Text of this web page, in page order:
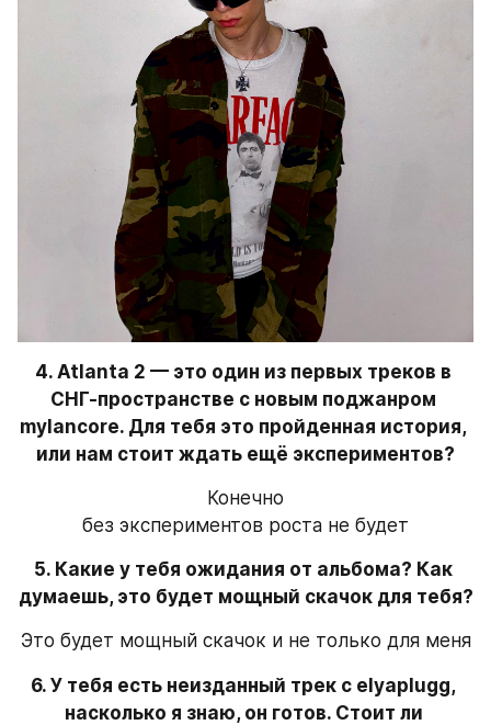
4. Atlanta 2 — это один из первых треков в
СНГ-пространстве с новым поджанром
mylancore. Для тебя это пройденная история,
или нам стоит ждать ещё экспериментов?
Конечно
без экспериментов роста не будет
5. Какие у тебя ожидания от альбома? Как
думаешь, это будет мощный скачок для тебя?
Это будет мощный скачок и не только для меня
6. У тебя есть неизданный трек с elyaplugg,
насколько я знаю, он готов. Стоит ли